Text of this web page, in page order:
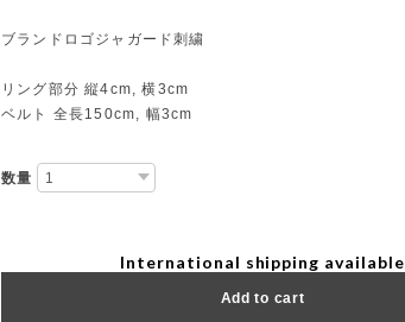
ブランドロゴジャガード刺繍
リング部分 縦4cm, 横3cm
ベルト 全長150cm, 幅3cm
数量
International shipping available
Add to cart